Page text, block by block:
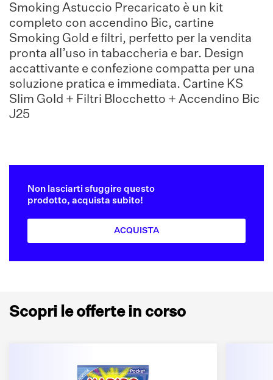
Smoking Astuccio Precaricato è un kit
completo con accendino Bic, cartine
Smoking Gold e filtri, perfetto per la vendita
pronta all’uso in tabaccheria e bar. Design
accattivante e confezione compatta per una
soluzione pratica e immediata. Cartine KS
Slim Gold + Filtri Blocchetto + Accendino Bic
J25
Non lasciarti sfuggire questo
prodotto, acquista subito!
ACQUISTA
Scopri le offerte in corso